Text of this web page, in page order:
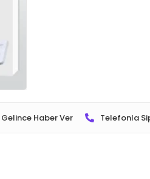
Gelince Haber Ver Telefonla